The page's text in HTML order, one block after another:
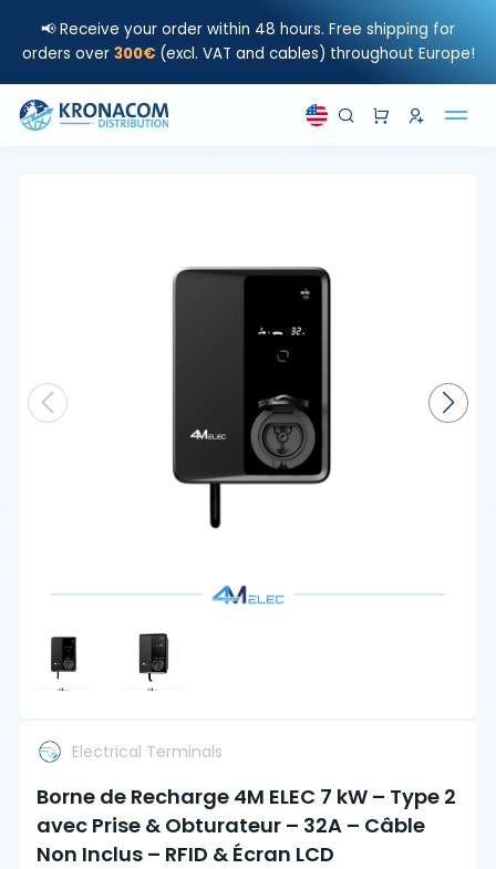
📢 Receive your order within 48 hours. Free shipping for
orders over 300€ (excl. VAT and cables) throughout Europe!
Electrical Terminals
Borne de Recharge 4M ELEC 7 kW – Type 2
avec Prise & Obturateur – 32A – Câble
Non Inclus – RFID & Écran LCD